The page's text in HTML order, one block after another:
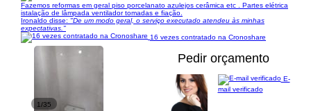
Fazemos reformas em geral piso porcelanato azulejos cerâmica etc . Partes elétrica
istalação de lâmpada ventilador tomadas e fiação.
Ironaldo disse: "De um modo geral, o serviço executado atendeu às minhas
expectativas."
16 vezes contratado na Cronoshare
1/35
Pedir orçamento
E-
mail verificado